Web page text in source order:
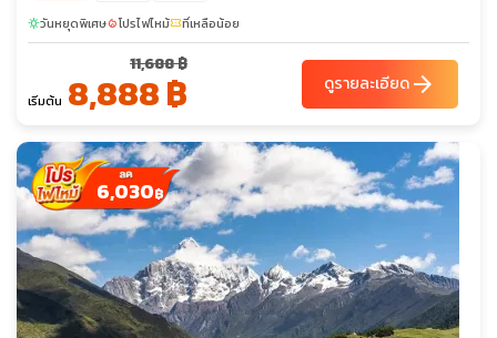
sunnyวันหยุดพิเศษlocal_fire_departmentโปรไฟไหม้confirmation_numberที่เหลือน้อย
เริ่มต้น
11,688 ฿
8,888 ฿ ดูรายละเอียดarrow_forward
6,030฿